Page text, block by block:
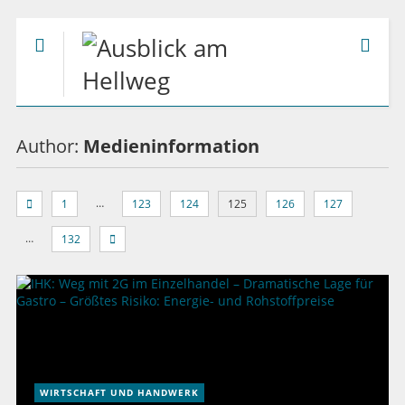
Author: Medieninformation
1 … 123 124 125 126 127
… 132
WIRTSCHAFT UND HANDWERK